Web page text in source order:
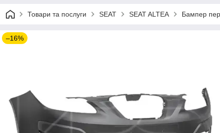
Товари та послуги SEAT SEAT ALTEA Бампер
–16%